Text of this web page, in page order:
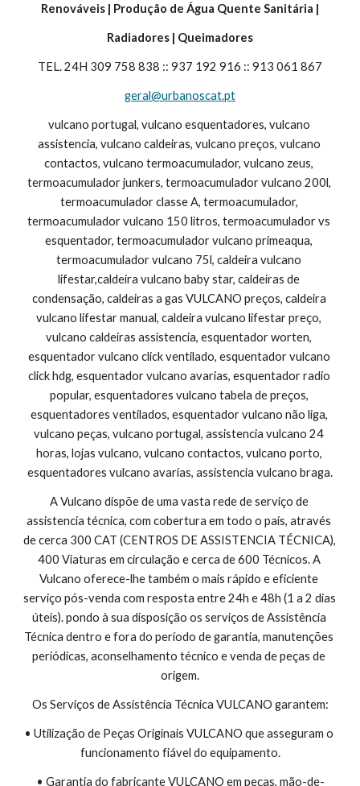
Renováveis | Produção de Água Quente Sanitária |
Radiadores | Queimadores
TEL. 24H 309 758 838 :: 937 192 916 :: 913 061 867
geral@urbanoscat.pt
vulcano portugal, vulcano esquentadores, vulcano
assistencia, vulcano caldeiras, vulcano preços, vulcano
contactos, vulcano termoacumulador, vulcano zeus,
termoacumulador junkers, termoacumulador vulcano 200l,
termoacumulador classe A, termoacumulador,
termoacumulador vulcano 150 litros, termoacumulador vs
esquentador, termoacumulador vulcano primeaqua,
termoacumulador vulcano 75l, caldeira vulcano
lifestar,caldeira vulcano baby star, caldeiras de
condensação, caldeiras a gas VULCANO preços, caldeira
vulcano lifestar manual, caldeira vulcano lifestar preço,
vulcano caldeiras assistencia, esquentador worten,
esquentador vulcano click ventilado, esquentador vulcano
click hdg, esquentador vulcano avarias, esquentador radio
popular, esquentadores vulcano tabela de preços,
esquentadores ventilados, esquentador vulcano não liga,
vulcano peças, vulcano portugal, assistencia vulcano 24
horas, lojas vulcano, vulcano contactos, vulcano porto,
esquentadores vulcano avarias, assistencia vulcano braga.
A Vulcano dispõe de uma vasta rede de serviço de
assistencia técnica, com cobertura em todo o país, através
de cerca 300 CAT (CENTROS DE ASSISTENCIA TÉCNICA),
400 Viaturas em circulação e cerca de 600 Técnicos. A
Vulcano oferece-lhe também o mais rápido e eficiente
serviço pós-venda com resposta entre 24h e 48h (1 a 2 dias
úteis). pondo à sua disposição os serviços de Assistência
Técnica dentro e fora do período de garantia, manutenções
periódicas, aconselhamento técnico e venda de peças de
origem.
Os Serviços de Assistência Técnica VULCANO garantem:
• Utilização de Peças Originais VULCANO que asseguram o
funcionamento fiável do equipamento.
• Garantia do fabricante VULCANO em peças, mão-de-